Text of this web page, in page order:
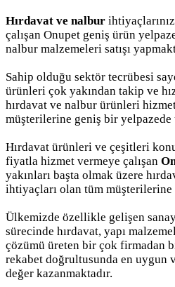
Hırdavat ve nalbur
çalışan Onupet geniş ürün
nalbur malzemeleri satışı
Sahip olduğu sektör tecrübesi
ürünleri çok yakından takip ve
hırdavat ve nalbur ürünleri
müşterilerine geniş bir
Hırdavat ürünleri ve çeşitleri
fiyatla hizmet vermeye çalışan
yakınları başta olmak üzere
ihtiyaçları olan tüm
Ülkemizde özellikle gelişen
sürecinde hırdavat, yapı
çözümü üreten bir çok firmadan
rekabet doğrultusunda en uygun
değer kazanmaktadır.